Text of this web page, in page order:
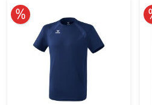
10% reduziert